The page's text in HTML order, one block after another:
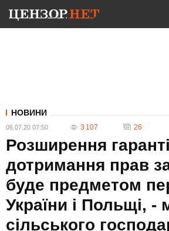
НОВИНИ
06.07.20 07:50 3 107 26
Розширення
дотримання прав
буде предметом
України і Польщі, -
сільського